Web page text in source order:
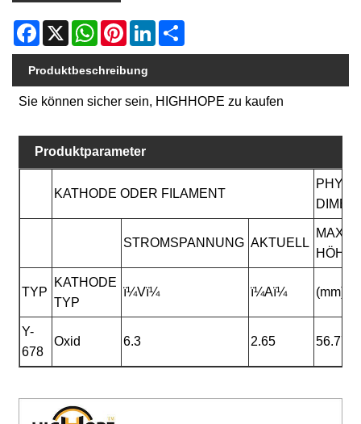
Facebook
X WhatsAppPinterestLinkedIn
Produktbeschreibung
Sie können sicher sein, HIGHHOPE zu kaufen
Produktparameter
KATHODE ODER FILAMENT
STROMSPANNUNG AKTUELL
HÖHE
TYP
KATHODE
TYP
ï¼Vï¼ ï¼Aï¼ (mm)
Y-
678
Oxid 6.3 2.65 56.77